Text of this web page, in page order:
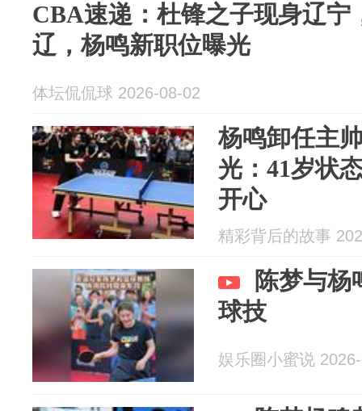
CBA速递：杜锋之子现身辽宁
辽，杨鸣新职位曝光
体坛侃侃球 2026-08-02
杨鸣卸任主
光：41岁状
开心
精彩背后的故事
陈梦与杨
球技
娱乐圈小蜜说